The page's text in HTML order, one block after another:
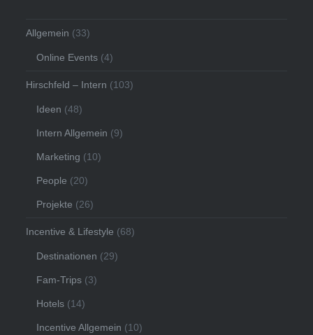
Allgemein (33)
Online Events (4)
Hirschfeld – Intern (103)
Ideen (48)
Intern Allgemein (9)
Marketing (10)
People (20)
Projekte (26)
Incentive & Lifestyle (68)
Destinationen (29)
Fam-Trips (3)
Hotels (14)
Incentive Allgemein (10)